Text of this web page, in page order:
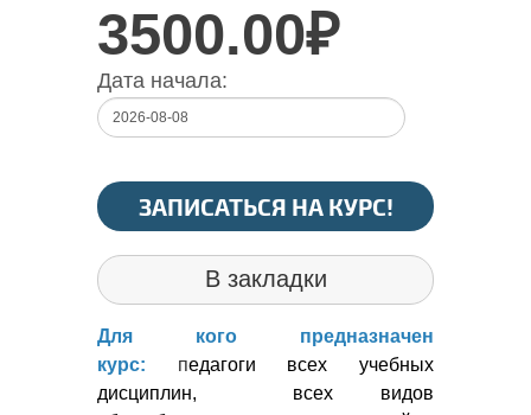
3500.00₽
Дата начала:
ЗАПИСАТЬСЯ НА КУРС!
В закладки
Для кого предназначен
курс:
педагоги всех учебных
дисциплин,  всех видов